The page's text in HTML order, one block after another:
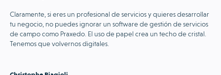
Claramente, si eres un profesional de servicios y quieres desarrollar
tu negocio, no puedes ignorar un software de gestión de servicios
de campo como Praxedo. El uso de papel crea un techo de cristal.
Tenemos que volvernos digitales.